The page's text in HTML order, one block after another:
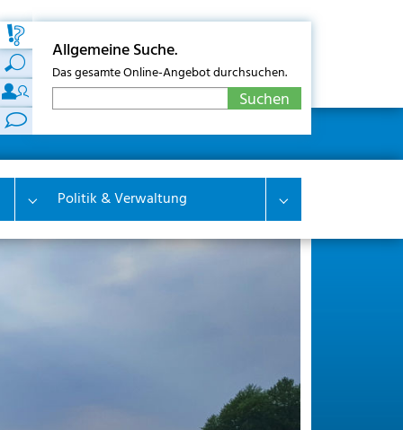
Allgemeine Suche.
Das gesamte Online-Angebot durchsuchen.
Submenu for "Wirtschaft & Wohnen"
Politik & Verwaltung Submenu for